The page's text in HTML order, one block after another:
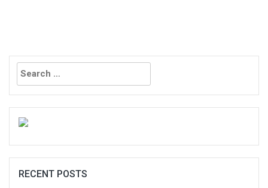
Search
for:
RECENT POSTS